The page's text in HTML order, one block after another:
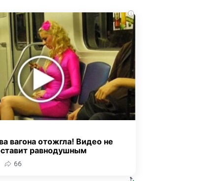
i
вагона отожгла! Видео не
равнодушным
66